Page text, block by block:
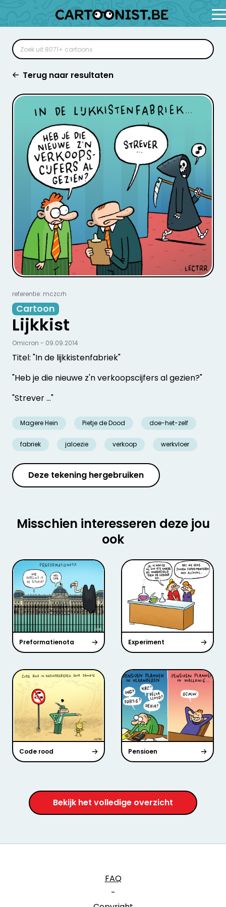
Terug naar resultaten
referentie: mczcrh
Cartoon
Lijkkist
Titel: "In de lijkkistenfabriek"
"Heb je die nieuwe z'n verkoopscijfers al gezien?"
"Strever ..."
Magere Hein Pietje de Dood doe-het-zelf
fabriek jaloezie verkoop werkvloer
Omicron - 09.09.2014
Deze tekening hergebruiken
Misschien interesseren deze jou
ook
Preformatienota Experiment
Code rood Pensioen
Bekijk het volledige overzicht
FAQ
-